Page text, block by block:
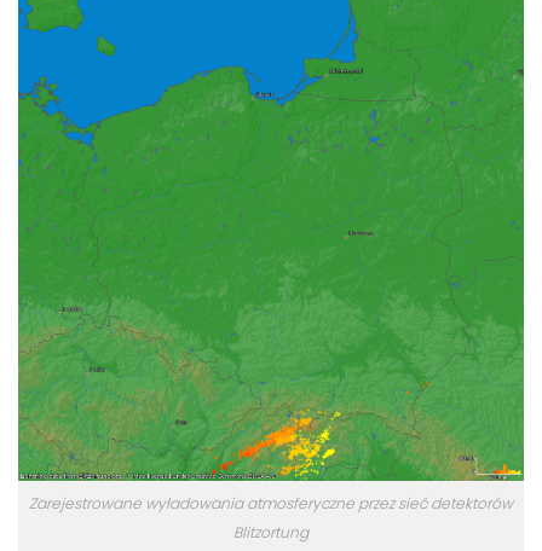
Zarejestrowane wyładowania atmosferyczne przez sieć detektorów
Blitzortung